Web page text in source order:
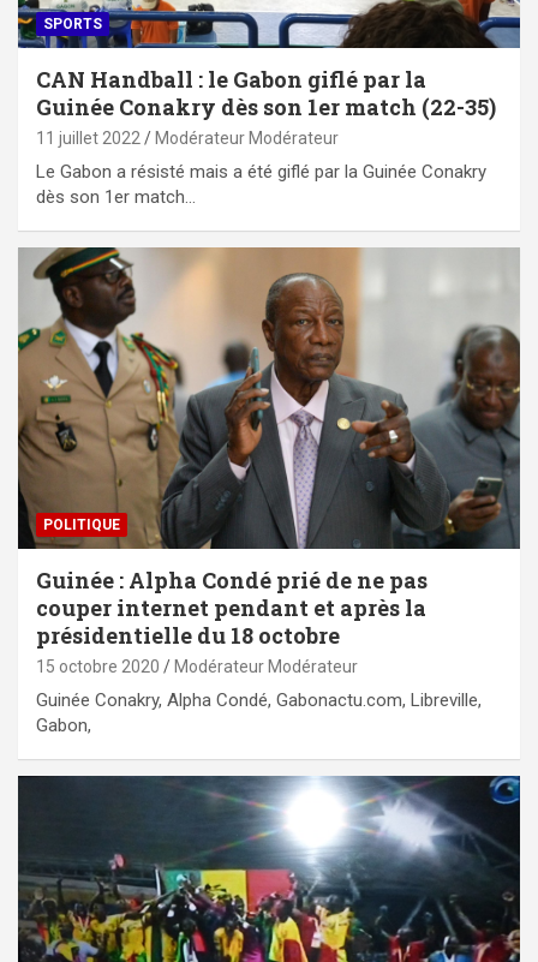
SPORTS
CAN Handball : le Gabon giflé par la
Guinée Conakry dès son 1er match (22-35)
11 juillet 2022 Modérateur Modérateur
Le Gabon a résisté mais a été giflé par la Guinée Conakry
dès son 1er match…
POLITIQUE
Guinée : Alpha Condé prié de ne pas
couper internet pendant et après la
présidentielle du 18 octobre
15 octobre 2020 Modérateur Modérateur
Guinée Conakry, Alpha Condé, Gabonactu.com, Libreville,
Gabon,